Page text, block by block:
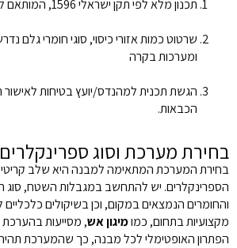
תכנון מלא לפי תקן ישראלי 1596, המותאם לסוג המבנה
שרטוט כמות אזורי כיסוי, סוגי חומרי גלם
ומערכות בקרה
הגשת תכנית למהנדס/יועץ בטיחות לאישור
הכבאות.
בחירת מערכת וסוג ספרינקלרים
בחירת המערכת המתאימה למבנה היא שלב
הספרינקלרים. יש להתחשב במגבלות השטח, סוג
והחומרים הנמצאים במקום, וכן בשיקולים כלכליים
מקצועיות בתחום, כמומיגון אש, מסייעות
הפתרון האופטימלי לכל מבנה, כך שהמערכת תהיה